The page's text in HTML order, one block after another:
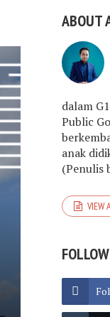
ABOUT
dalam
Public
anak
(Penulis
VIEW